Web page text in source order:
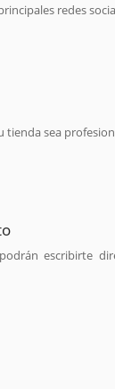
redes
tienda sea
escribirte